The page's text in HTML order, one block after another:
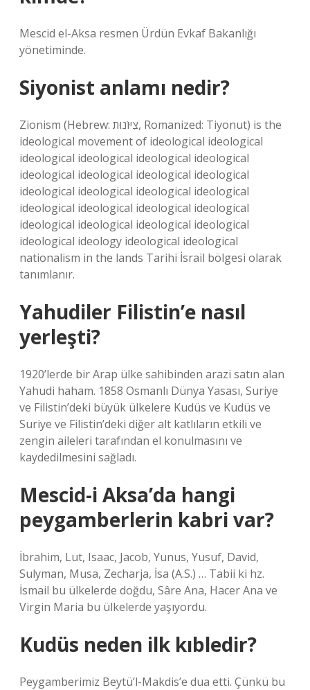
Mescid el-Aksa resmen Ürdün Evkaf Bakanlığı
yönetiminde.
Siyonist anlamı nedir?
Zionism (Hebrew: צִיּוֹנוּת, Romanized: Tiyonut) is the
ideological movement of ideological ideological
ideological ideological ideological ideological
ideological ideological ideological ideological
ideological ideological ideological ideological
ideological ideological ideological ideological
ideological ideological ideological ideological
ideological ideology ideological ideological
nationalism in the lands Tarihi İsrail bölgesi olarak
tanımlanır.
Yahudiler Filistin’e nasıl
yerleşti?
1920’lerde bir Arap ülke sahibinden arazi satın alan
Yahudi haham. 1858 Osmanlı Dünya Yasası, Suriye
ve Filistin’deki büyük ülkelere Kudüs ve Kudüs ve
Suriye ve Filistin’deki diğer alt katlıların etkili ve
zengin aileleri tarafından el konulmasını ve
kaydedilmesini sağladı.
Mescid-i Aksa’da hangi
peygamberlerin kabri var?
İbrahim, Lut, Isaac, Jacob, Yunus, Yusuf, David,
Sulyman, Musa, Zecharja, İsa (A.S.) … Tabii ki hz.
İsmail bu ülkelerde doğdu, Sâre Ana, Hacer Ana ve
Virgin Maria bu ülkelerde yaşıyordu.
Kudüs neden ilk kıbledir?
Peygamberimiz Beytü’l-Makdis’e dua etti. Çünkü bu